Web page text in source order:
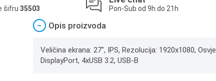
šifru 35503 Pon-Sub od 9h do 21h
− Opis proizvoda
Veličina ekrana: 27", IPS, Rezolucija: 1920x1080,
DisplayPort, 4xUSB 3.2, USB-B